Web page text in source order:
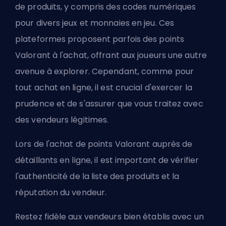
de produits, y compris des codes numériques
pour divers jeux et monnaies en jeu. Ces
plateformes proposent parfois des points
Valorant à l'achat, offrant aux joueurs une autre
avenue à explorer. Cependant, comme pour
tout achat en ligne, il est crucial d'exercer la
prudence et de s'assurer que vous traitez avec
des vendeurs légitimes.
Lors de l'achat de points Valorant auprès de
détaillants en ligne, il est important de vérifier
l'authenticité de la liste des produits et la
réputation du vendeur.
Restez fidèle aux vendeurs bien établis avec un